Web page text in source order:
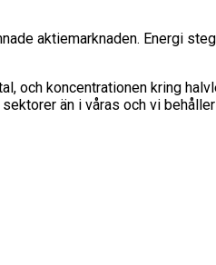
aktiemarknaden. Energi
och koncentrationen kring
än i våras och vi